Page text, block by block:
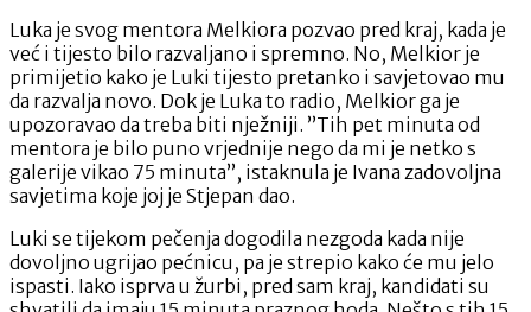
Luka je svog mentora Melkiora pozvao pred kraj, kada je
već i tijesto bilo razvaljano i spremno. No, Melkior je
primijetio kako je Luki tijesto pretanko i savjetovao mu
da razvalja novo. Dok je Luka to radio, Melkior ga je
upozoravao da treba biti nježniji. ”Tih pet minuta od
mentora je bilo puno vrjednije nego da mi je netko s
galerije vikao 75 minuta”, istaknula je Ivana zadovoljna
savjetima koje joj je Stjepan dao.
Luki se tijekom pečenja dogodila nezgoda kada nije
dovoljno ugrijao pećnicu, pa je strepio kako će mu jelo
ispasti. Iako isprva u žurbi, pred sam kraj, kandidati su